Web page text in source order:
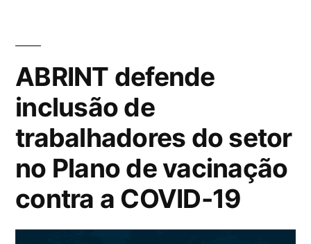
ABRINT defende
inclusão de
trabalhadores do setor
no Plano de vacinação
contra a COVID-19